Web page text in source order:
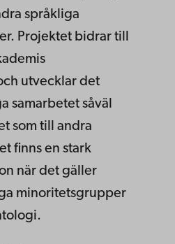
språkliga
Projektet bidrar till
utvecklar det
samarbetet såväl
som till andra
finns en stark
när det gäller
minoritetsgrupper